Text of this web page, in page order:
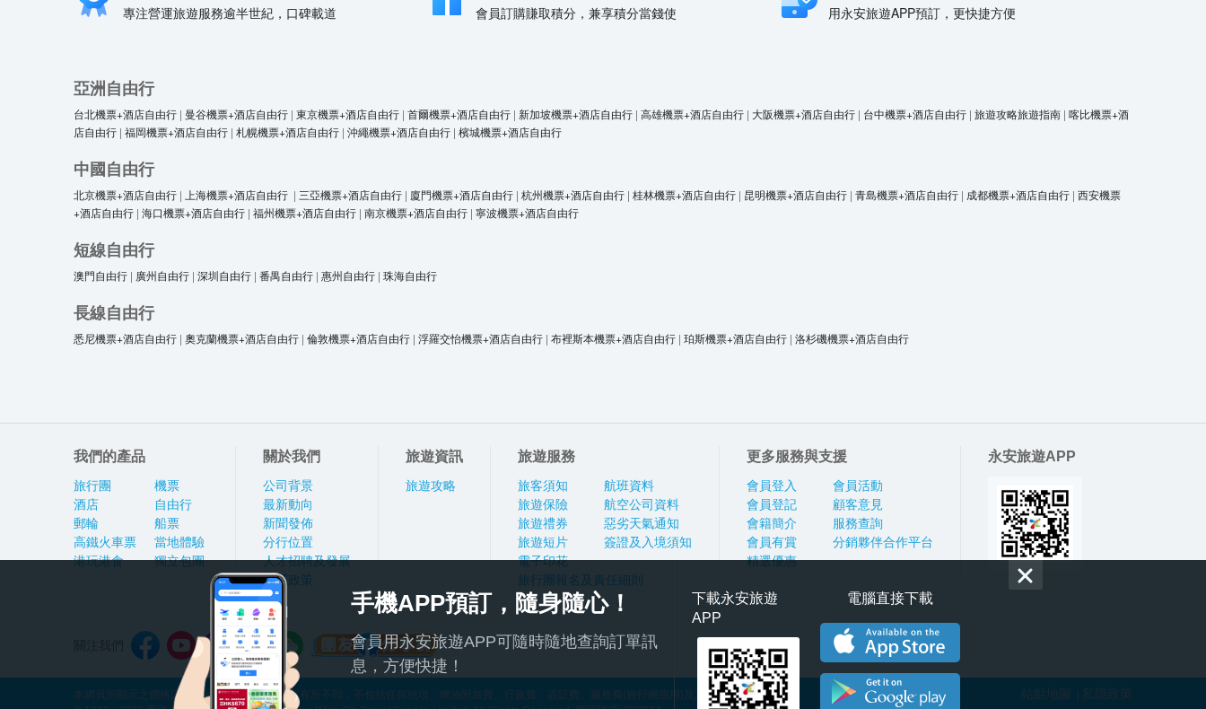
專注營運旅遊服務逾半世紀，口碑載道 會員訂購賺取積分，兼享積分當錢使 用永安旅遊APP預訂，更快捷方便
亞洲自由行
台北機票+酒店自由行 | 曼谷機票+酒店自由行 | 東京機票+酒店自由行 | 首爾機票+酒店自由行 | 新加坡機票+酒店自由行 | 高雄機票+酒店自由行 | 大阪機票+酒店自由行 | 台中機票+酒店自由行 | 旅遊攻略旅遊指南 | 喀比機票+酒
店自由行 | 福岡機票+酒店自由行 | 札幌機票+酒店自由行 | 沖繩機票+酒店自由行 | 檳城機票+酒店自由行
中國自由行
北京機票+酒店自由行 | 上海機票+酒店自由行 | 三亞機票+酒店自由行 | 廈門機票+酒店自由行 | 杭州機票+酒店自由行 | 桂林機票+酒店自由行 | 昆明機票+酒店自由行 | 青島機票+酒店自由行 | 成都機票+酒店自由行 | 西安機票
+酒店自由行 | 海口機票+酒店自由行 | 福州機票+酒店自由行 | 南京機票+酒店自由行 | 寧波機票+酒店自由行
短線自由行
澳門自由行 | 廣州自由行 | 深圳自由行 | 番禺自由行 | 惠州自由行 | 珠海自由行
長線自由行
悉尼機票+酒店自由行 | 奧克蘭機票+酒店自由行 | 倫敦機票+酒店自由行 | 浮羅交怡機票+酒店自由行 | 布裡斯本機票+酒店自由行 | 珀斯機票+酒店自由行 | 洛杉磯機票+酒店自由行
我們的產品
旅行團
酒店
郵輪
高鐵火車票
港玩港食
機票
自由行
船票
當地體驗
獨立包團
關於我們
公司背景
最新動向
新聞發佈
分行位置
人才招聘及發展
私隱政策
旅遊資訊
旅遊攻略
旅遊服務
旅客須知
旅遊保險
旅遊禮券
旅遊短片
電子印花
航班資料
航空公司資料
惡劣天氣通知
簽證及入境須知
旅行團報名及責任細則
更多服務與支援
會員登入
會員登記
會籍簡介
會員有賞
精選優惠
會員活動
顧客意見
服務查詢
分銷夥伴合作平台
永安旅遊APP
本網頁所顯示之價格因應產品種類及出發日期而有所不同，不包括任何稅項、燃油附加費、行政費、簽証費、服務費(旅行團適用)及其他應繳費用
手機APP預訂，隨身隨心！
會員用永安旅遊APP可隨時隨地查詢訂單訊
息，方便快捷！
下載永安旅遊
APP
電腦直接下載